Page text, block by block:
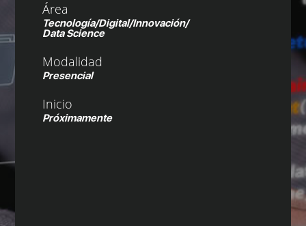
Área
Tecnología/Digital/Innovación/
Data Science
Modalidad
Presencial
Inicio
Próximamente